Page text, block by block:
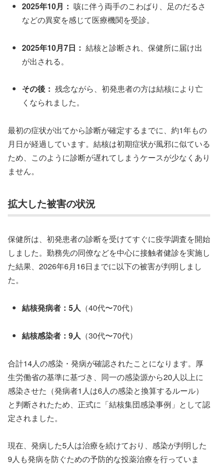
2025年10月： 咳に伴う両手のこわばり、足のだるさ
などの異変を感じて医療機関を受診。
2025年10月7日： 結核と診断され、保健所に届け出
が出される。
その後： 残念ながら、初発患者の方は結核により亡
くなられました。
最初の症状が出てから診断が確定するまでに、約1年もの
月日が経過しています。結核は初期症状が風邪に似ている
ため、このように診断が遅れてしまうケースが少なくあり
ません。
拡大した被害の状況
保健所は、初発患者の診断を受けてすぐに疫学調査を開始
しました。勤務先の同僚などを中心に接触者健診を実施し
た結果、2026年6月16日までに以下の被害が判明しまし
た。
結核発病者：5人 （40代〜70代）
結核感染者：9人 （30代〜70代）
合計14人の感染・発病が確認されたことになります。厚
生労働省の基準に基づき、同一の感染源から20人以上に
感染させた（発病者1人は6人の感染と換算するルール）
と判断されたため、正式に「結核集団感染事例」として認
定されました。
現在、発病した5人は治療を続けており、感染が判明した
9人も発病を防ぐための予防的な投薬治療を行っていま